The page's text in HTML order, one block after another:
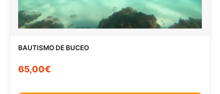
BAUTISMO DE BUCEO
65,00€